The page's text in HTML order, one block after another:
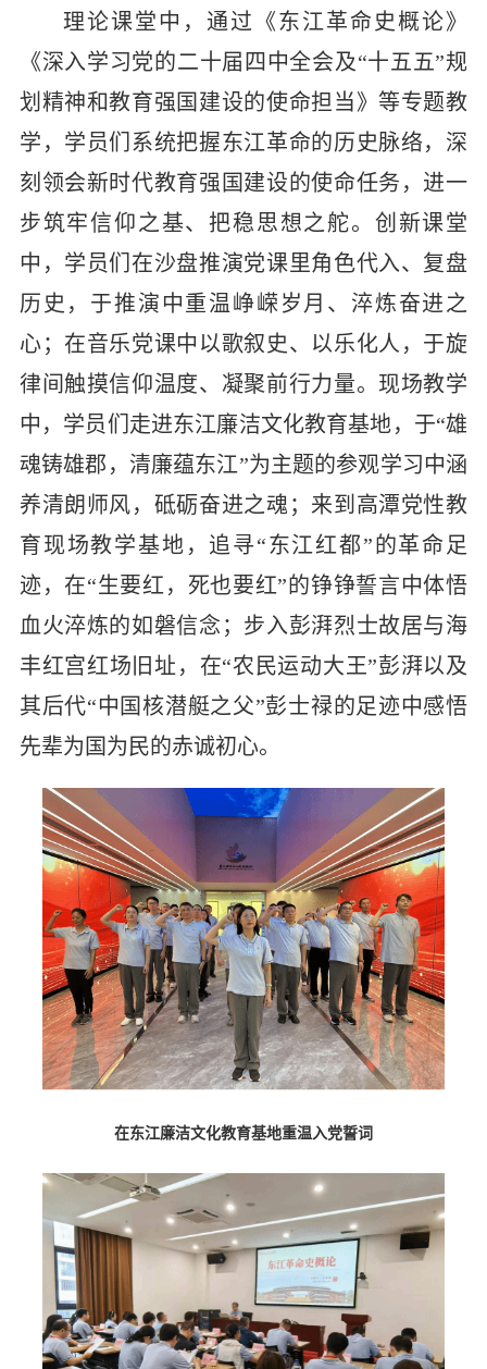
理论课堂中， 通过《东江革命史概论》
《深入学习党的二十届四中全会及“十五五”规
划精神和教育强国建设的使命担当》等专题教
学，学员们系统把握东江革命的历史脉络，深
刻领会新时代教育强国建设的使命任务，进一
步筑牢信仰之基、把稳思想之舵。创新课堂
中 ，学员们在沙盘推演党课里角色代入、复盘
历史，于推演中重温峥嵘岁月、淬炼奋进之
心；在音乐党课中以歌叙史、以乐化人，于旋
律间触摸信仰温度、凝聚前行力量。现场教学
中，学员们走进东江廉洁文化教育基地，于“雄
魂铸雄郡，清廉蕴东江”为主题的参观学习中涵
养清朗师风，砥砺奋进之魂；来到 高潭党性教
育现场教学基地，追寻“东江红都”的革命足
迹，在“生要红，死也要红”的铮铮誓言中体悟
血火淬炼的如磐信念；步入彭湃烈士故居与海
丰红宫红场旧址，在“农民运动大王”彭湃以及
其后代“中国核潜艇之父”彭士禄的足迹中感悟
先辈为国为民的赤诚初心。
在东江廉洁文化教育基地重温入党誓词